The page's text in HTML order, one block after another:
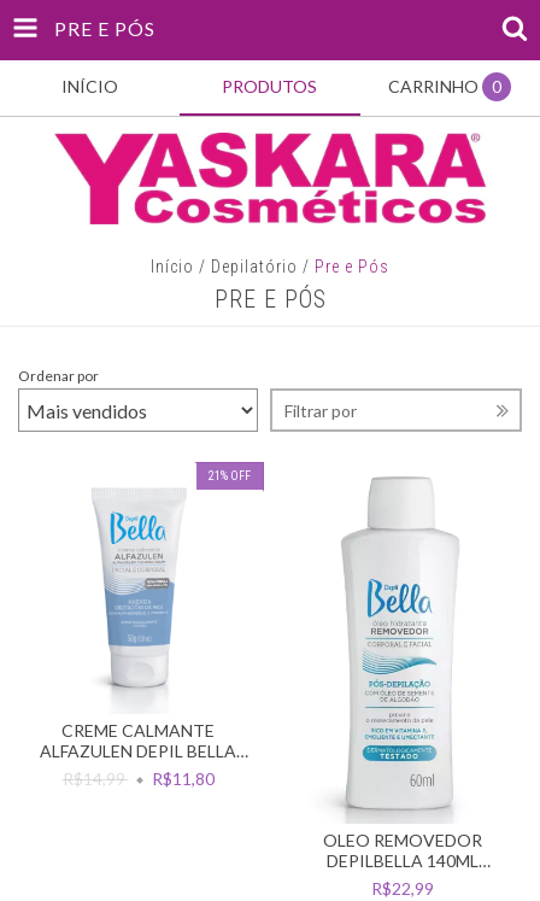
PRE E PÓS
INÍCIO PRODUTOS CARRINHO 0
Início / Depilatório / Pre e Pós
PRE E PÓS
Ordenar por
Filtrar por
21 % OFF
CREME CALMANTE
ALFAZULEN DEPIL BELLA
FACIAL E CORPORAL 50G
R$14,99 R$11,80
OLEO REMOVEDOR
DEPILBELLA 140ML
ALGODAO
R$22,99